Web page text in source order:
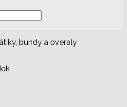
bundy a overaly